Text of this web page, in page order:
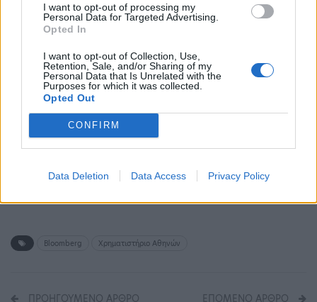
I want to opt-out of processing my
Personal Data for Targeted Advertising.
Opted In
I want to opt-out of Collection, Use,
Retention, Sale, and/or Sharing of my
Personal Data that Is Unrelated with the
Purposes for which it was collected.
Opted Out
CONFIRM
Data Deletion Data Access Privacy Policy
κοντά στο μηδέν, καθώς και κάποιες μικρές
αποπληρωμές χρέους που θα γίνουν τα επόμενα
τρίμηνα και στη συνέχεια τίποτα μέχρι το 2022.
«Καθώς βελτιώνονται οι πιστωτικές μετρήσεις
της χώρας, υπάρχει μια αυξανόμενη ρεαλιστική
πιθανότητα να αναβαθμιστεί η ελληνική
πρόγραμμα αγοράς της ΕΚΤ», λέει.
Bloomberg Χρηματιστήριο Αθηνών
ΠΡΟΗΓΟΎΜΕΝΟ ΆΡΘΡΟ ΕΠΌΜΕΝΟ ΆΡΘΡΟ